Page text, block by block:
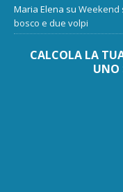
Maria Elena su Weekend
bosco e due volpi
CALCOLA LA
UNO